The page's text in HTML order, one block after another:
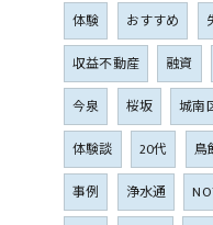
体験
おすすめ
収益不動産
融資
今泉
桜坂 城南
体験談
20代 鳥
事例
浄水通